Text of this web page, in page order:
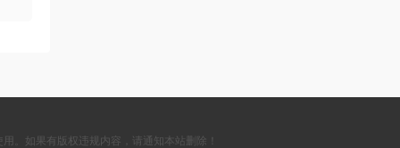
。如果有版权违规内容，请通知本站删除！